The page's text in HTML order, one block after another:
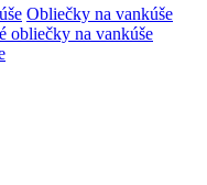
Obliečky na vankúše
obliečky na vankúše